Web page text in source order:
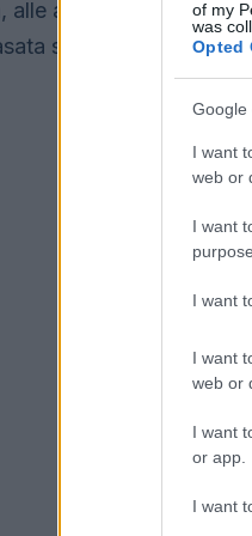
of my
was
Opted
Google
I want
web or
I want
I want
I want
web or
I want
or app.
I want
alle abilità, al sesso o
su molti criteri